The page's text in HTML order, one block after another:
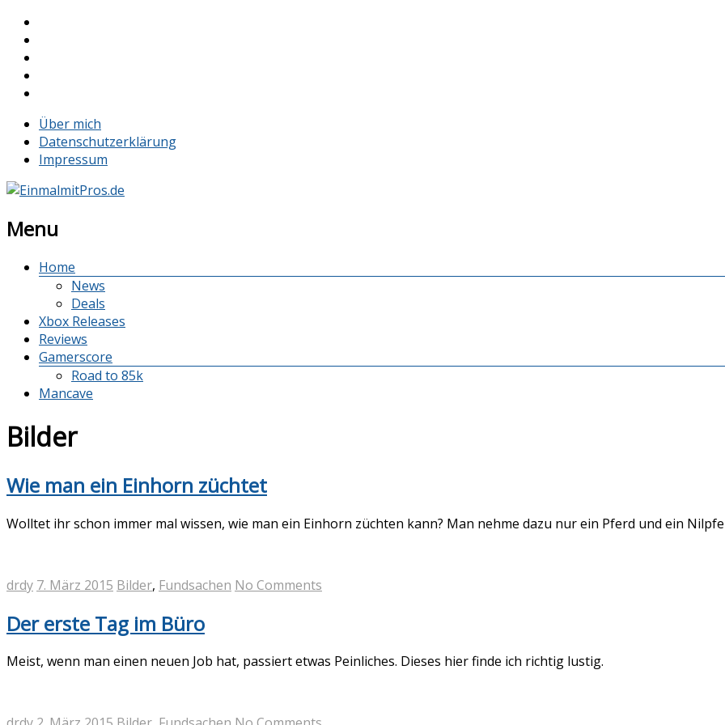
Über mich
Datenschutzerklärung
Impressum
Menu
Home
News
Deals
Xbox Releases
Reviews
Gamerscore
Road to 85k
Mancave
Bilder
Wie man ein Einhorn züchtet
Wolltet ihr schon immer mal wissen, wie man ein Einhorn züchten kann? Man nehme dazu nur ein Pferd und ein
drdy 7. März 2015 Bilder, Fundsachen No Comments
Der erste Tag im Büro
Meist, wenn man einen neuen Job hat, passiert etwas Peinliches. Dieses hier finde ich richtig lustig.